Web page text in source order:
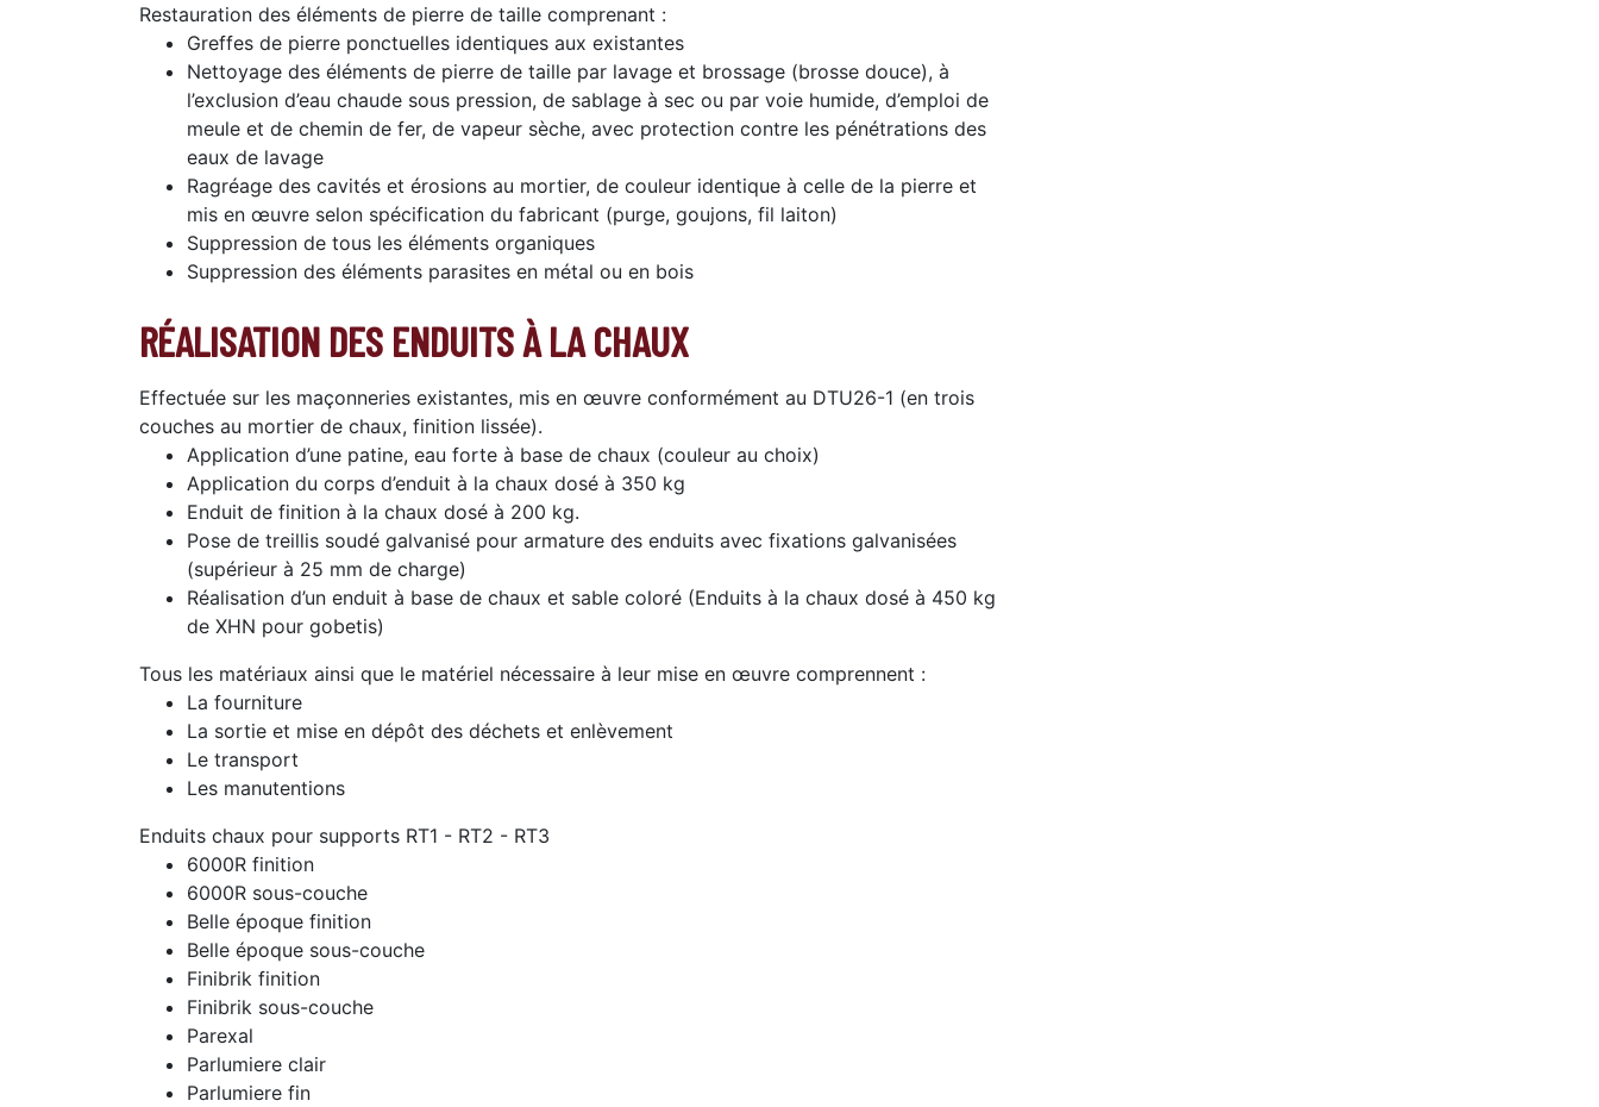
Restauration des éléments de pierre de taille comprenant :
Greffes de pierre ponctuelles identiques aux existantes
Nettoyage des éléments de pierre de taille par lavage et brossage (brosse douce), à
l’exclusion d’eau chaude sous pression, de sablage à sec ou par voie humide, d’emploi de
meule et de chemin de fer, de vapeur sèche, avec protection contre les pénétrations des
eaux de lavage
Ragréage des cavités et érosions au mortier, de couleur identique à celle de la pierre et
mis en œuvre selon spécification du fabricant (purge, goujons, fil laiton)
Suppression de tous les éléments organiques
Suppression des éléments parasites en métal ou en bois
RÉALISATION DES ENDUITS À LA CHAUX
Effectuée sur les maçonneries existantes, mis en œuvre conformément au DTU26-1 (en trois
couches au mortier de chaux, finition lissée).
Application d’une patine, eau forte à base de chaux (couleur au choix)
Application du corps d’enduit à la chaux dosé à 350 kg
Enduit de finition à la chaux dosé à 200 kg.
Pose de treillis soudé galvanisé pour armature des enduits avec fixations galvanisées
(supérieur à 25 mm de charge)
Réalisation d’un enduit à base de chaux et sable coloré (Enduits à la chaux dosé à 450 kg
de XHN pour gobetis)
Tous les matériaux ainsi que le matériel nécessaire à leur mise en œuvre comprennent :
La fourniture
La sortie et mise en dépôt des déchets et enlèvement
Le transport
Les manutentions
Enduits chaux pour supports RT1 - RT2 - RT3
6000R finition
6000R sous-couche
Belle époque finition
Belle époque sous-couche
Finibrik finition
Finibrik sous-couche
Parexal
Parlumiere clair
Parlumiere fin